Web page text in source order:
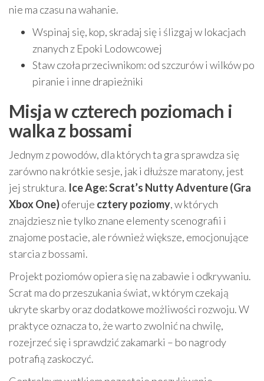
nie ma czasu na wahanie.
Wspinaj się, kop, skradaj się i ślizgaj w lokacjach
znanych z Epoki Lodowcowej
Staw czoła przeciwnikom: od szczurów i wilków po
piranie i inne drapieżniki
Misja w czterech poziomach i
walka z bossami
Jednym z powodów, dla których ta gra sprawdza się
zarówno na krótkie sesje, jak i dłuższe maratony, jest
jej struktura. Ice Age: Scrat’s Nutty Adventure (Gra
Xbox One)oferuje cztery poziomy, w których
znajdziesz nie tylko znane elementy scenografii i
znajome postacie, ale również większe, emocjonujące
starcia z bossami.
Projekt poziomów opiera się na zabawie i odkrywaniu.
Scrat ma do przeszukania świat, w którym czekają
ukryte skarby oraz dodatkowe możliwości rozwoju. W
praktyce oznacza to, że warto zwolnić na chwilę,
rozejrzeć się i sprawdzić zakamarki – bo nagrody
potrafią zaskoczyć.